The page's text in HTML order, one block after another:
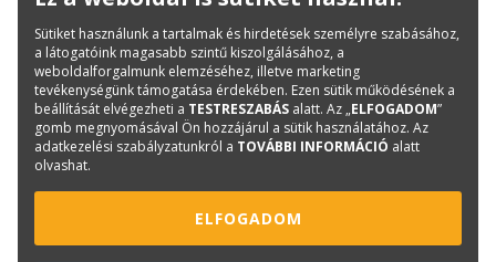
Kiadó:
TERC Kft.
Kiadás éve:
2008
Kérdése van?
Bernáth Klára
Sütiket használunk a tartalmak és hirdetések személyre szabásához,
a látogatóink magasabb szintű kiszolgálásához, a
weboldalforgalmunk elemzéséhez, illetve marketing
tevékenységünk támogatása érdekében. Ezen sütik működésének a
beállítását elvégezheti a TESTRESZABÁS alatt. Az „ELFOGADOM”
gomb megnyomásával Ön hozzájárul a sütik használatához. Az
adatkezelési szabályzatunkról a TOVÁBBI INFORMÁCIÓ alatt
olvashat.
ELFOGADOM